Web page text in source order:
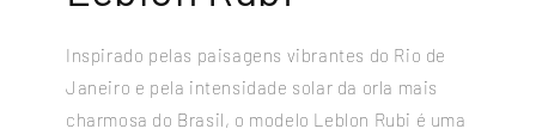
Inspirado pelas paisagens vibrantes do Rio de
Janeiro e pela intensidade solar da orla mais
charmosa do Brasil, o modelo Leblon Rubi é uma